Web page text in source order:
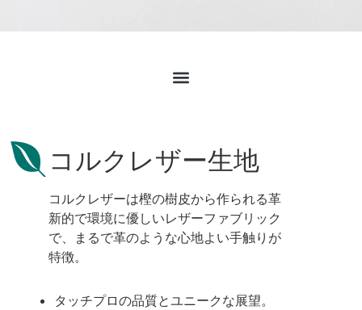
コルクレザー生地
コルクレザーは樫の樹皮から作られる革
新的で環境に優しいレザーファブリック
で、まるで革のような心地よい手触りが
特徴。
タッチプロの品質とユニークな展望。